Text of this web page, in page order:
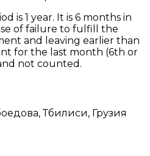
is 1 year. It is 6 months in
of failure to fulfill the
and leaving earlier than
for the last month (6th or
not counted.
Тбилиси, Грузия